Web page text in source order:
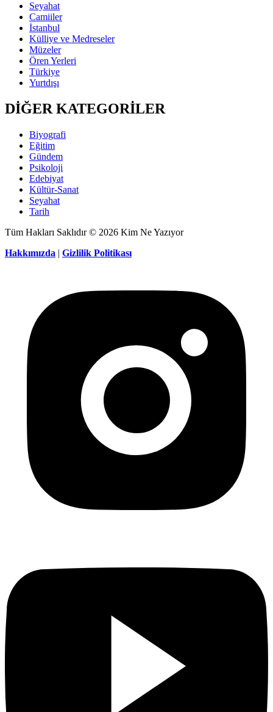
Seyahat
Camiiler
İstanbul
Külliye ve Medreseler
Müzeler
Ören Yerleri
Türkiye
Yurtdışı
DİĞER KATEGORİLER
Biyografi
Eğitim
Gündem
Psikoloji
Edebiyat
Kültür-Sanat
Seyahat
Tarih
Tüm Hakları Saklıdır © 2026 Kim Ne Yazıyor
Hakkımızda | Gizlilik Politikası